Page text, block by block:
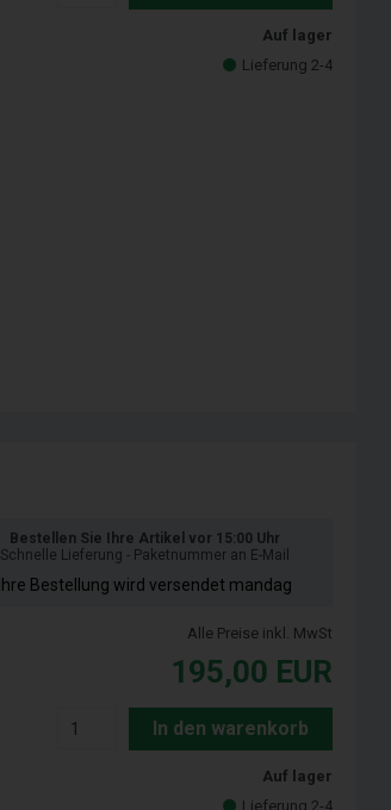
Auf lager
Lieferung 2-4
Bestellen Sie Ihre Artikel vor 15:00 Uhr
Schnelle Lieferung - Paketnummer an E-Mail
Ihre Bestellung wird versendet mandag
Alle Preise inkl. MwSt
195,00 EUR
In den warenkorb
Auf lager
Lieferung 2-4